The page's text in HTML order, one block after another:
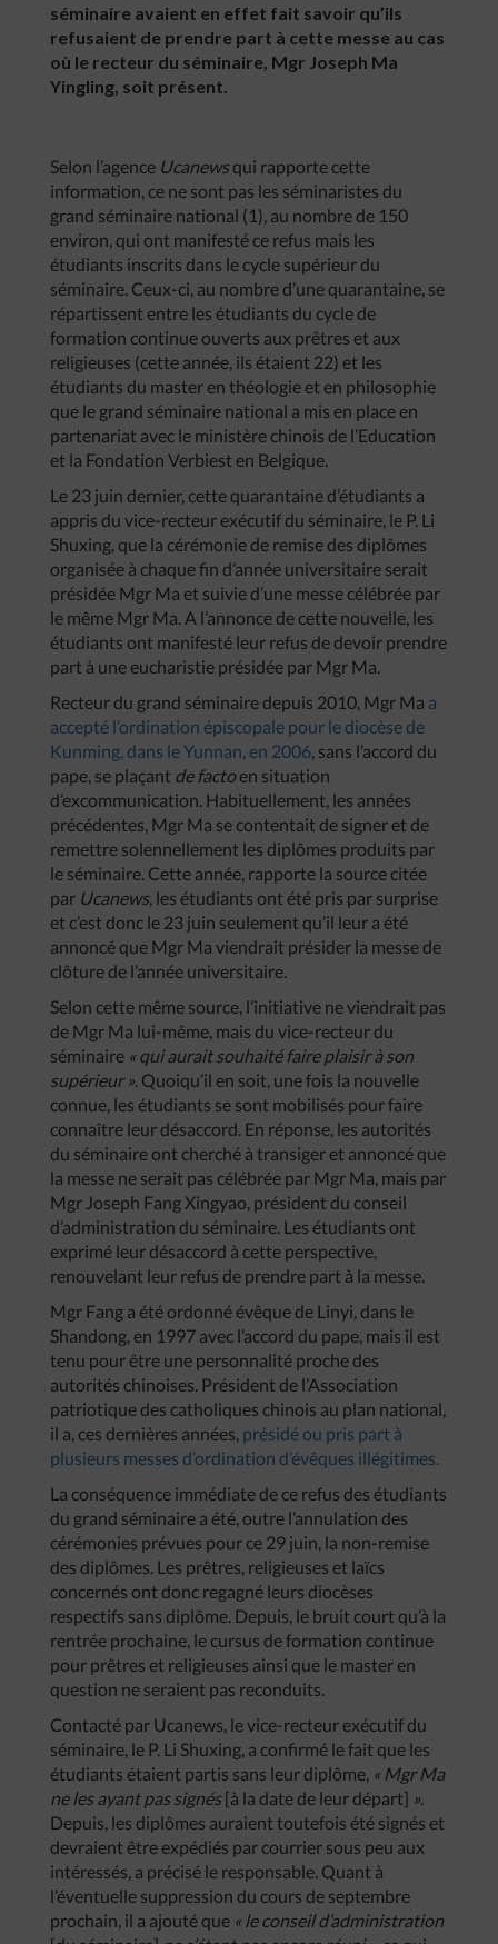
séminaire avaient en effet fait savoir qu’ils
refusaient de prendre part à cette messe au cas
où le recteur du séminaire, Mgr Joseph Ma
Yingling, soit présent.
Selon l’agence Ucanewsqui rapporte cette
information, ce ne sont pas les séminaristes du
grand séminaire national (1), au nombre de 150
environ, qui ont manifesté ce refus mais les
étudiants inscrits dans le cycle supérieur du
séminaire. Ceux-ci, au nombre d’une quarantaine, se
répartissent entre les étudiants du cycle de
formation continue ouverts aux prêtres et aux
religieuses (cette année, ils étaient 22) et les
étudiants du master en théologie et en philosophie
que le grand séminaire national a mis en place en
partenariat avec le ministère chinois de l’Education
et la Fondation Verbiest en Belgique.
Le 23 juin dernier, cette quarantaine d’étudiants a
appris du vice-recteur exécutif du séminaire, le P. Li
Shuxing, que la cérémonie de remise des diplômes
organisée à chaque fin d’année universitaire serait
présidée Mgr Ma et suivie d’une messe célébrée par
le même Mgr Ma. A l’annonce de cette nouvelle, les
étudiants ont manifesté leur refus de devoir prendre
part à une eucharistie présidée par Mgr Ma.
Recteur du grand séminaire depuis 2010, Mgr Ma a
accepté l’ordination épiscopale pour le diocèse de
Kunming, dans le Yunnan, en 2006, sans l’accord du
pape, se plaçant de factoen situation
d’excommunication. Habituellement, les années
précédentes, Mgr Ma se contentait de signer et de
remettre solennellement les diplômes produits par
le séminaire. Cette année, rapporte la source citée
par Ucanews, les étudiants ont été pris par surprise
et c’est donc le 23 juin seulement qu’il leur a été
annoncé que Mgr Ma viendrait présider la messe de
clôture de l’année universitaire.
Selon cette même source, l’initiative ne viendrait pas
de Mgr Ma lui-même, mais du vice-recteur du
séminaire « qui aurait souhaité faire plaisir à son
supérieur ». Quoiqu’il en soit, une fois la nouvelle
connue, les étudiants se sont mobilisés pour faire
connaître leur désaccord. En réponse, les autorités
du séminaire ont cherché à transiger et annoncé que
la messe ne serait pas célébrée par Mgr Ma, mais par
Mgr Joseph Fang Xingyao, président du conseil
d’administration du séminaire. Les étudiants ont
exprimé leur désaccord à cette perspective,
renouvelant leur refus de prendre part à la messe.
Mgr Fang a été ordonné évêque de Linyi, dans le
Shandong, en 1997 avec l’accord du pape, mais il est
tenu pour être une personnalité proche des
autorités chinoises. Président de l’Association
patriotique des catholiques chinois au plan national,
il a, ces dernières années, présidé ou pris part à
plusieurs messes d’ordination d’évêques illégitimes.
La conséquence immédiate de ce refus des étudiants
du grand séminaire a été, outre l’annulation des
cérémonies prévues pour ce 29 juin, la non-remise
des diplômes. Les prêtres, religieuses et laïcs
concernés ont donc regagné leurs diocèses
respectifs sans diplôme. Depuis, le bruit court qu’à la
rentrée prochaine, le cursus de formation continue
pour prêtres et religieuses ainsi que le master en
question ne seraient pas reconduits.
Contacté par Ucanews, le vice-recteur exécutif du
séminaire, le P. Li Shuxing, a confirmé le fait que les
étudiants étaient partis sans leur diplôme, « Mgr Ma
ne les ayant pas signés[à la date de leur départ] ».
Depuis, les diplômes auraient toutefois été signés et
devraient être expédiés par courrier sous peu aux
intéressés, a précisé le responsable. Quant à
l’éventuelle suppression du cours de septembre
prochain, il a ajouté que « le conseil d’administration